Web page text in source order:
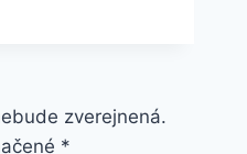
zverejnená.
*